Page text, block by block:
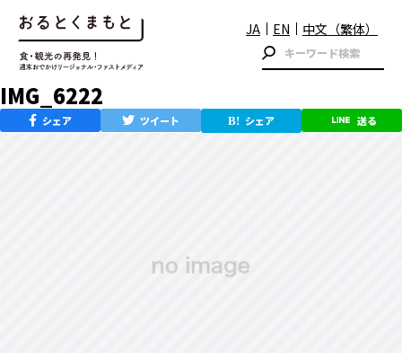
JA EN 中文（繁体）
IMG_6222
シェア ツイート シェア 送る